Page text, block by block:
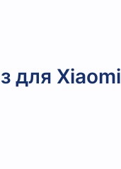
для Xiaomi